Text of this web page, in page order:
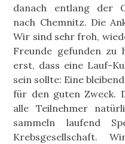
danach entlang der
nach Chemnitz. Die
Wir sind sehr froh,
Freunde gefunden zu
erst, dass eine Lauf-
sein sollte: Eine
für den guten Zweck.
alle Teilnehmer
sammeln laufend
Krebsgesellschaft.